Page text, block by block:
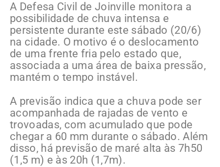
A Defesa Civil de Joinville monitora a
possibilidade de chuva intensa e
persistente durante este sábado (20/6)
na cidade. O motivo é o deslocamento
de uma frente fria pelo estado que,
associada a uma área de baixa pressão,
mantém o tempo instável.
A previsão indica que a chuva pode ser
acompanhada de rajadas de vento e
trovoadas, com acumulado que pode
chegar a 60 mm durante o sábado. Além
disso, há previsão de maré alta às 7h50
(1,5 m) e às 20h (1,7m).